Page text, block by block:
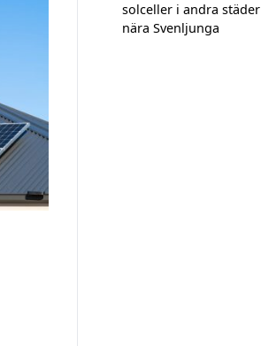
solceller i andra städer
nära Svenljunga